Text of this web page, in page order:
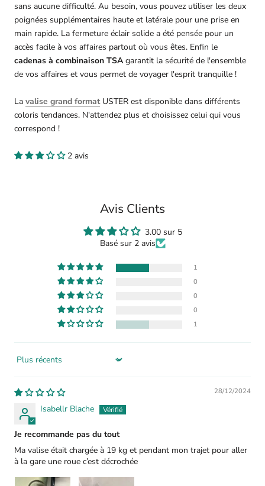
sans aucune difficulté. Au besoin, vous pouvez utiliser les deux
poignées supplémentaires haute et latérale pour une prise en
main rapide. La fermeture éclair solide a été pensée pour un
accès facile à vos affaires partout où vous êtes. Enfin le
cadenas à combinaison TSAgarantit la sécurité de l'ensemble
de vos affaires et vous permet de voyager l'esprit tranquille !
La valise grand formatUSTER est disponible dans différents
coloris tendances. N'attendez plus et choisissez celui qui vous
correspond !
2 avis
Avis Clients
3.00 sur 5
Basé sur 2 avis
1
0
0
0
1
Sort by
28/12/2024
Isabellr Blache
Je recommande pas du tout
Ma valise était chargée à 19 kg et pendant mon trajet pour aller
à la gare une roue c’est décrochée